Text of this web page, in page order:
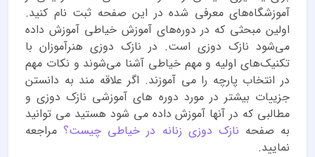
آموزشگاه‌های معرفی شده در این صفحه ثبت نام کنید.
اولین مبحثی که در دوره‌های آموزش خیاطی آموزش داده
می‌شود نازک دوزی است. در نازک دوزی هنرآموزان با
تکنیک‌های اولیه و مهم خیاطی آشنا می‌شوند و نکات مهم
در انتخاب پارچه را می آموزند. اگر علاقه مند به دانستن
جزییات بیشتر در مورد دوره های آموزشی نازک دوزی و
مطالبی که در آنها آموزش داده می شود هستید می توانید
به صفحه نازک دوزی زنانه در خیاطی چیست؟مراجعه
نمایید.